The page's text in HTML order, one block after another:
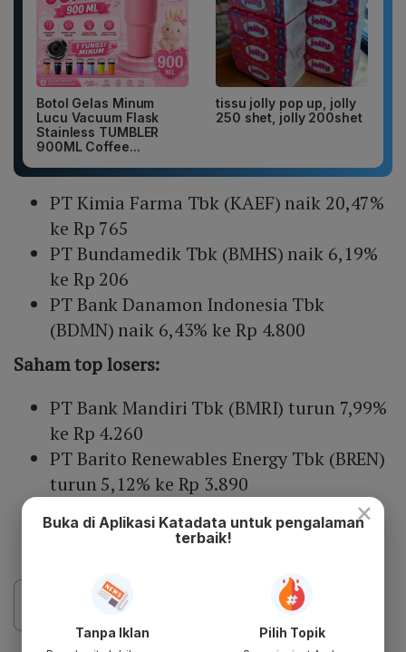
Botol Gelas Minum
Lucu Vacuum Flask
Stainless TUMBLER
900ML Coffee...
tissu jolly pop up, jolly
250 shet, jolly 200shet
PT Kimia Farma Tbk (KAEF) naik 20,47%
ke Rp 765
PT Bundamedik Tbk (BMHS) naik 6,19%
ke Rp 206
PT Bank Danamon Indonesia Tbk
(BDMN) naik 6,43% ke Rp 4.800
Saham top losers:
PT Bank Mandiri Tbk (BMRI) turun 7,99%
ke Rp 4.260
PT Barito Renewables Energy Tbk (BREN)
turun 5,12% ke Rp 3.890
PT Petrindo Jaya Kreasi Tbk (CUAN)
turun 4,91% ke Rp 1.065
×
Buka di Aplikasi Katadata untuk pengalaman
terbaik!
Tanpa Iklan Pilih Topik